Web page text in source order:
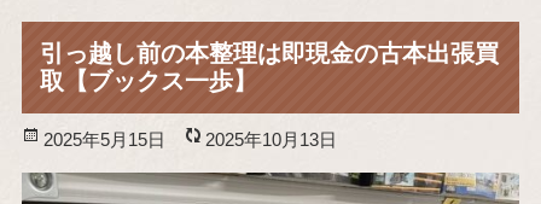
引っ越し前の本整理は即現金の古本出張買
取【ブックス一歩】
投
稿
日:
2025年5月15日
更
新
日:
2025年10月13日